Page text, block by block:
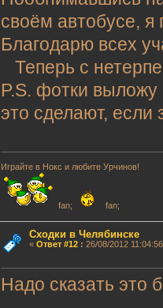
своём автобусе, я
Благодарю всех
Теперь с
P.S. фотки выложу
это сделают, если
Играйте в Нокс и любите Урчинов!
fan; fan;
Сходки в Челябинске
« Ответ #12: 26/08/2012
Надо сказать это